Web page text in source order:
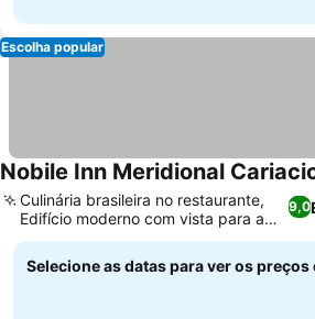
Escolha popular
Nobile Inn Meridional
9,0
Culinária brasileira no restaurante,
Edifício moderno com vista para a
cidade
Selecione as datas para ver os preços